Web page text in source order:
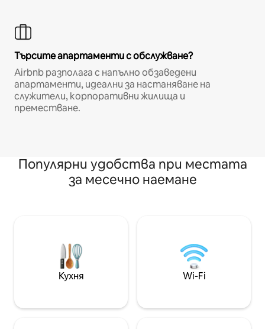
Търсите апартаменти с обслужване?
Airbnb разполага с напълно обзаведени
апартаменти, идеални за настаняване на
служители, корпоративни жилища и
преместване.
Популярни удобства при местата
за месечно наемане
Кухня Wi-Fi